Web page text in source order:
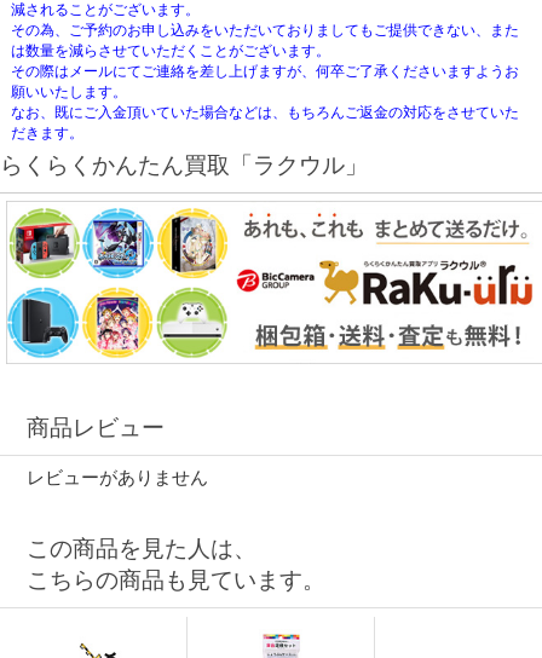
減されることがございます。
その為、ご予約のお申し込みをいただいておりましてもご提供できない、また
は数量を減らさせていただくことがございます。
その際はメールにてご連絡を差し上げますが、何卒ご了承くださいますようお
願いいたします。
なお、既にご入金頂いていた場合などは、もちろんご返金の対応をさせていた
だきます。
らくらくかんたん買取「ラクウル」
商品レビュー
レビューがありません
この商品を見た人は、
こちらの商品も見ています。